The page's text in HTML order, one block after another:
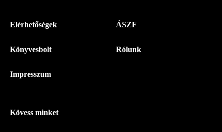
Menü
Magyar
-
Elérhetőségek
Könyvesbolt
Impresszum
ÁSZF
Rólunk
Kövess minket